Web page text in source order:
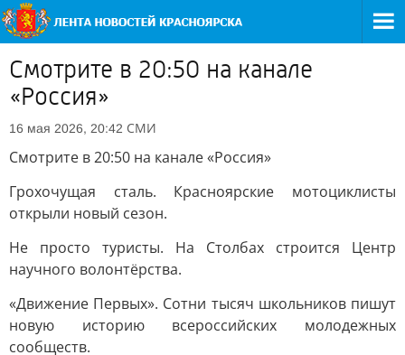
Смотрите в 20:50 на канале
«Россия»
16 мая 2026, 20:42 СМИ
Смотрите в 20:50 на канале «Россия»
Грохочущая сталь. Красноярские мотоциклисты
открыли новый сезон.
Не просто туристы. На Столбах строится Центр
научного волонтёрства.
«Движение Первых». Сотни тысяч школьников пишут
новую историю всероссийских молодежных
сообществ.